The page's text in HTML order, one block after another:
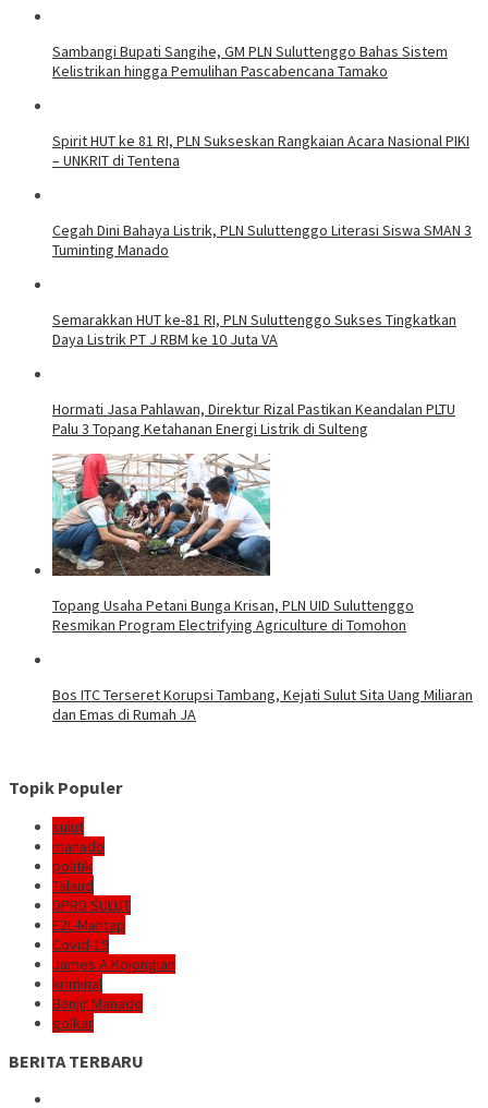
Sambangi Bupati Sangihe, GM PLN Suluttenggo Bahas Sistem
Kelistrikan hingga Pemulihan Pascabencana Tamako
Spirit HUT ke 81 RI, PLN Sukseskan Rangkaian Acara Nasional PIKI
– UNKRIT di Tentena
Cegah Dini Bahaya Listrik, PLN Suluttenggo Literasi Siswa SMAN 3
Tuminting Manado
Semarakkan HUT ke-81 RI, PLN Suluttenggo Sukses Tingkatkan
Daya Listrik PT J RBM ke 10 Juta VA
Hormati Jasa Pahlawan, Direktur Rizal Pastikan Keandalan PLTU
Palu 3 Topang Ketahanan Energi Listrik di Sulteng
Topang Usaha Petani Bunga Krisan, PLN UID Suluttenggo
Resmikan Program Electrifying Agriculture di Tomohon
Bos ITC Terseret Korupsi Tambang, Kejati Sulut Sita Uang Miliaran
dan Emas di Rumah JA
Topik Populer
sulut
manado
politik
Talaud
DPRD SULUT
E2L-Mantap
Covid-19
James A Kojongian
kriminal
Banjir Manado
golkar
BERITA TERBARU